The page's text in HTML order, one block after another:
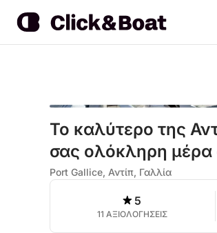
Το καλύτερο της
σας ολόκληρη μέρα
Port Gallice, Αντίπ, Γαλλία
5
11 ΑΞΙΟΛΟΓΗΣΕΙΣ